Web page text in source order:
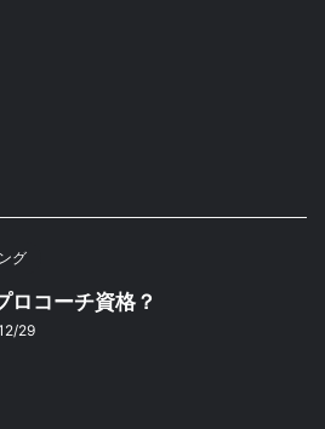
グ
ロコーチ資格？
29